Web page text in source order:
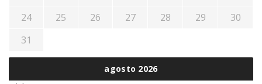
agosto 2026
24
25 26 27 28 29
30
31